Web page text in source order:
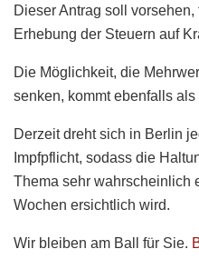
Dieser Antrag soll
Erhebung der Steuern auf
Die Möglichkeit, die
senken, kommt ebenfalls
Derzeit dreht sich in Berlin
Impfpflicht, sodass die
Thema sehr wahrscheinlich
Wochen ersichtlich wird.
Wir bleiben am Ball für Sie.